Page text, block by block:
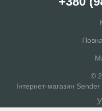
©
Інтернет-магазин Sender